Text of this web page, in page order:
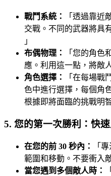
戰鬥系統：
「透過靠近
交戰。不同的武器將具
」
布偶物理：
「您的角色
應。利用這一點，將敵
角色選擇：
「在每場戰
色中進行選擇，每個角
根據即將面臨的挑戰明
5. 您的第一次勝利：快
在您的前 30 秒內：
「
範圍和移動。不要衝入
當您遇到多個敵人時：